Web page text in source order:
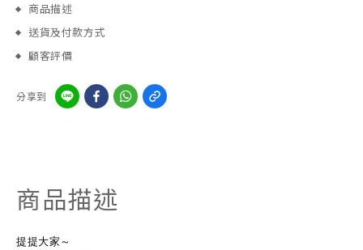
商品描述
送貨及付款方式
顧客評價
分享到
商品描述
提提大家～